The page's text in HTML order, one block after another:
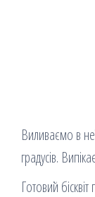
Виливаємо в
градусів.
Готовий